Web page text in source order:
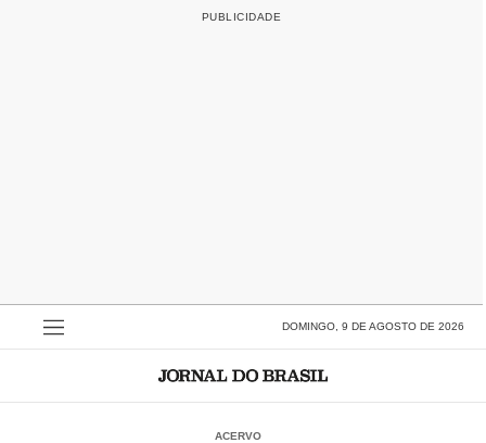
DOMINGO, 9 DE AGOSTO DE 2026
ACERVO